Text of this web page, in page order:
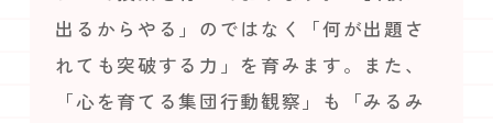
出るからやる」のではなく「何が出題さ
れても突破する力」を育みます。また、
「心を育てる集団行動観察」も「みるみ